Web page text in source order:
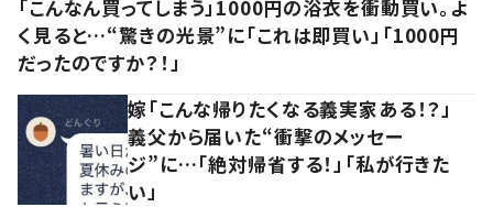
「こんなん買ってしまう」1000円の浴衣を衝動買い。よ
く見ると…“驚きの光景”に「これは即買い」「1000円
だったのですか？！」
嫁「こんな帰りたくなる義実家ある！？」
義父から届いた“衝撃のメッセー
ジ”に…「絶対帰省する！」「私が行きた
い」